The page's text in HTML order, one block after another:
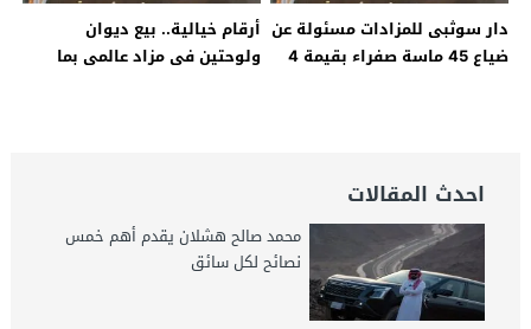
دار سوثبى للمزادات مسئولة عن
ضياع 45 ماسة صفراء بقيمة 4
أرقام خيالية.. بيع ديوان
ولوحتين فى مزاد عالمى بما
احدث المقالات
محمد صالح هشلان يقدم أهم خمس
نصائح لكل سائق